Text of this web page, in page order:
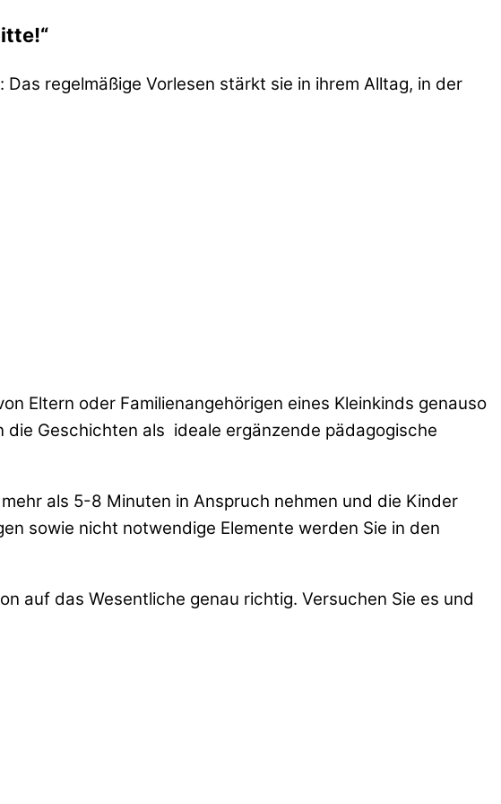
regelmäßige Vorlesen stärkt sie in ihrem Alltag, in der
Eltern oder Familienangehörigen eines Kleinkinds genauso
die Geschichten als ideale ergänzende pädagogische
als 5-8 Minuten in Anspruch nehmen und die Kinder
sowie nicht notwendige Elemente werden Sie in den
auf das Wesentliche genau richtig. Versuchen Sie es und